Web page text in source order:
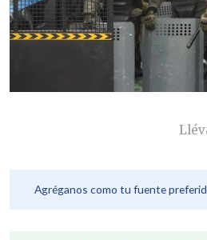
Agréganos como tu fuente